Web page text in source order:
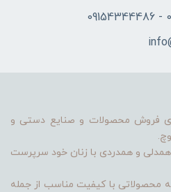
فروش محصولات و صنایع دستی و
همدلی و همدردی با زنان خود سرپرست
محصولاتی با کیفیت مناسب از جمله